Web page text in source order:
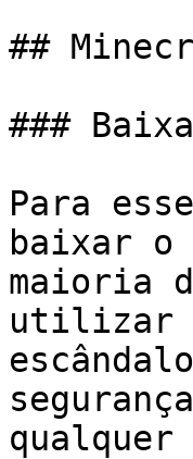
##
###
Para
baixar o
maioria
utilizar